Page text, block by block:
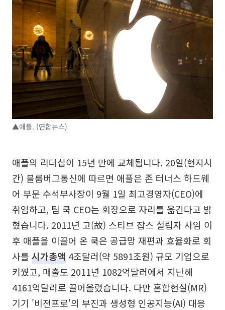
▲애플. (연합뉴스)
애플의 리더십이 15년 만에 교체됩니다. 20일(현지시
간) 블룸버그통신에 따르면 애플은 존 터너스 하드웨
어 부문 수석부사장이 9월 1일 최고경영자(CEO)에
취임하고, 팀 쿡 CEO는 회장으로 자리를 옮긴다고 밝
혔습니다. 2011년 고(故) 스티브 잡스 설립자 사임 이
후 애플을 이끌어 온 쿡은 공급망 재편과 효율화로 회
사를 시가총액 4조달러(약 5891조원) 규모 기업으로
키웠고, 매출도 2011년 1082억달러에서 지난해
4161억달러로 끌어올렸습니다. 다만 혼합현실(MR)
기기 '비전프로'의 부진과 생성형 인공지능(AI) 대응